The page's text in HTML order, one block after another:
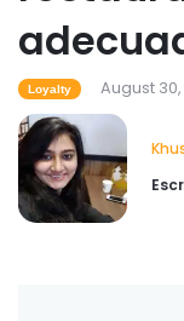
Loyalty August